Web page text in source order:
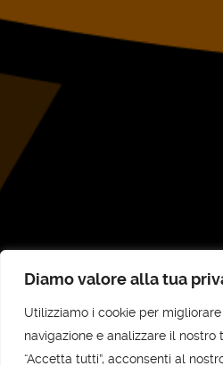
Diamo valore alla tua
Utilizziamo i cookie per
navigazione e analizzare il nostro
“Accetta tutti”, acconsenti al
© UNI-COM STP
UNI-COM STP SRL - Sede legale e